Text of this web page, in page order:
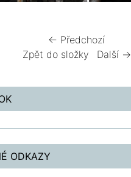
← Předchozí
Zpět do složky
Další →
ODKAZY